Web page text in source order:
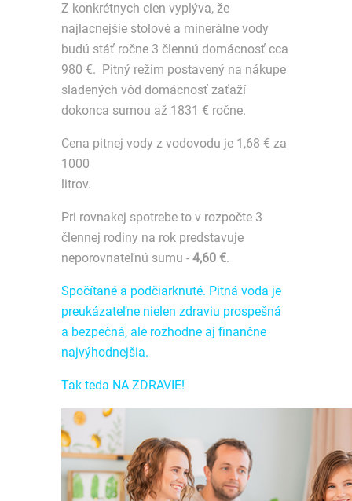
Z konkrétnych cien vyplýva, že
najlacnejšie stolové a minerálne vody
budú stáť ročne 3 člennú domácnosť cca
980 €. Pitný režim postavený na nákupe
sladených vôd domácnosť zaťaží
dokonca sumou až 1831 € ročne.
Cena pitnej vody z vodovodu je 1,68 € za
1000
litrov.
Pri rovnakej spotrebe to v rozpočte 3
člennej rodiny na rok predstavuje
neporovnateľnú sumu - 4,60 €.
Spočítané a podčiarknuté. Pitná voda je
preukázateľne nielen zdraviu prospešná
a bezpečná, ale rozhodne aj finančne
najvýhodnejšia.
Tak teda NA ZDRAVIE!